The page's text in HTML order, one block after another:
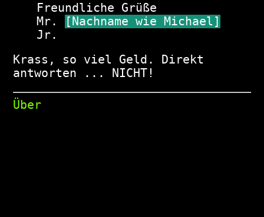
Freundliche Grüße
Mr.
[Nachname wie Michael]
Jr.
Krass, so viel Geld. Direkt
antworten ... NICHT!
Über